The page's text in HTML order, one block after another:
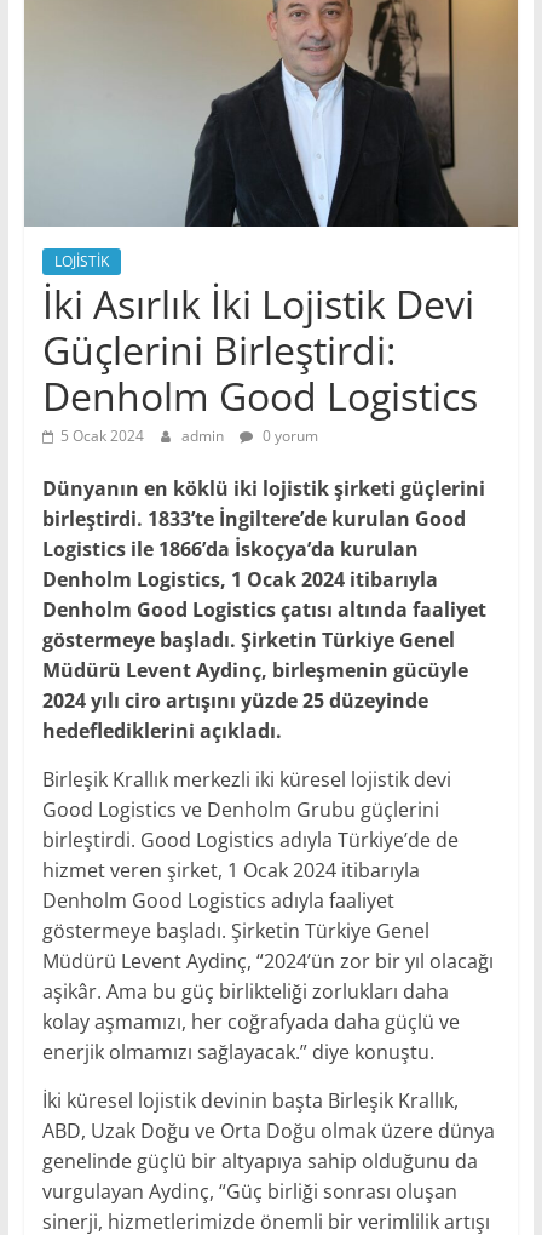
LOJİSTİK
İki Asırlık İki Lojistik Devi
Güçlerini Birleştirdi:
Denholm Good Logistics
5 Ocak 2024 admin 0 yorum
Dünyanın en köklü iki lojistik şirketi güçlerini
birleştirdi. 1833’te İngiltere’de kurulan Good
Logistics ile 1866’da İskoçya’da kurulan
Denholm Logistics, 1 Ocak 2024 itibarıyla
Denholm Good Logistics çatısı altında faaliyet
göstermeye başladı. Şirketin Türkiye Genel
Müdürü Levent Aydinç, birleşmenin gücüyle
2024 yılı ciro artışını yüzde 25 düzeyinde
hedeflediklerini açıkladı.
Birleşik Krallık merkezli iki küresel lojistik devi
Good Logistics ve Denholm Grubu güçlerini
birleştirdi. Good Logistics adıyla Türkiye’de de
hizmet veren şirket, 1 Ocak 2024 itibarıyla
Denholm Good Logistics adıyla faaliyet
göstermeye başladı. Şirketin Türkiye Genel
Müdürü Levent Aydinç, “2024’ün zor bir yıl olacağı
aşikâr. Ama bu güç birlikteliği zorlukları daha
kolay aşmamızı, her coğrafyada daha güçlü ve
enerjik olmamızı sağlayacak.” diye konuştu.
İki küresel lojistik devinin başta Birleşik Krallık,
ABD, Uzak Doğu ve Orta Doğu olmak üzere dünya
genelinde güçlü bir altyapıya sahip olduğunu da
vurgulayan Aydinç, “Güç birliği sonrası oluşan
sinerji, hizmetlerimizde önemli bir verimlilik artışı